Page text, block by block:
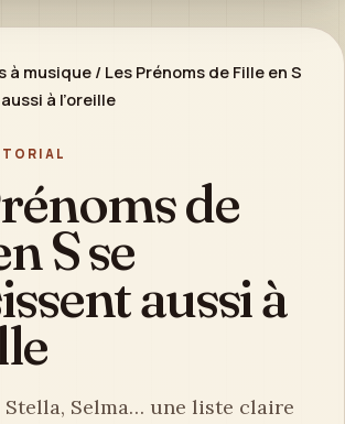
à musique/ Les Prénoms de Fille en S
à l’oreille
de
S se
aussi à
Stella, Selma… une liste claire